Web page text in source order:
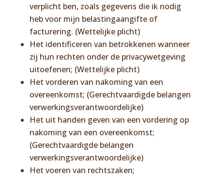
verplicht ben, zoals gegevens die ik nodig
heb voor mijn belastingaangifte of
facturering. (Wettelijke plicht)
Het identificeren van betrokkenen wanneer
zij hun rechten onder de privacywetgeving
uitoefenen; (Wettelijke plicht)
Het vorderen van nakoming van een
overeenkomst; (Gerechtvaardigde belangen
verwerkingsverantwoordelijke)
Het uit handen geven van een vordering op
nakoming van een overeenkomst;
(Gerechtvaardigde belangen
verwerkingsverantwoordelijke)
Het voeren van rechtszaken;